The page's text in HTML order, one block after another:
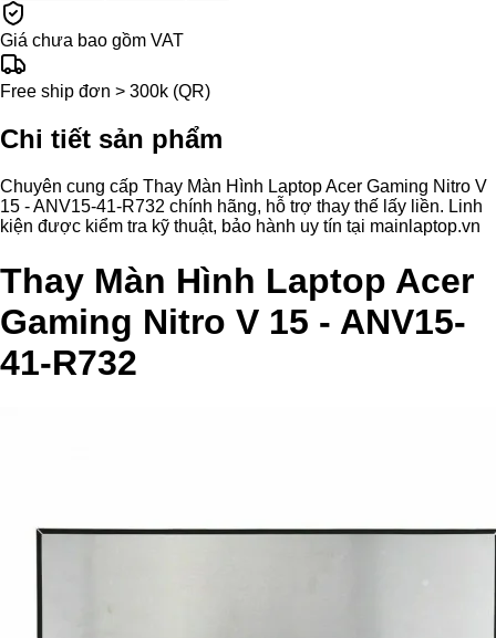
Giá chưa bao gồm VAT
Free ship đơn > 300k (QR)
Chi tiết sản phẩm
Chuyên cung cấp Thay Màn Hình Laptop Acer Gaming Nitro V
15 - ANV15-41-R732 chính hãng, hỗ trợ thay thế lấy liền. Linh
kiện được kiểm tra kỹ thuật, bảo hành uy tín tại mainlaptop.vn
Thay Màn Hình Laptop Acer
Gaming Nitro V 15 - ANV15-
41-R732